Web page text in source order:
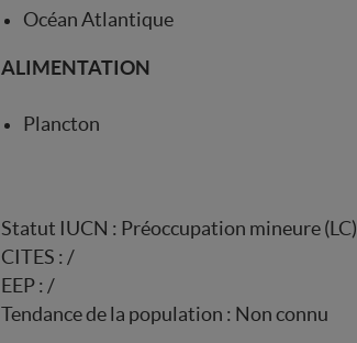
Océan Atlantique
ALIMENTATION
Plancton
Statut IUCN : Préoccupation mineure (LC)
CITES : /
EEP : /
Tendance de la population : Non connu